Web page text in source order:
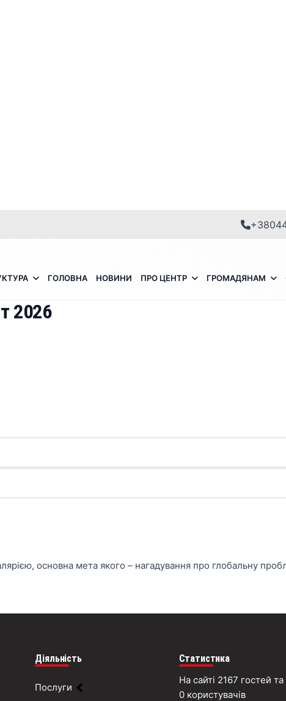
ГОЛОВНА НОВИНИ ПРО ЦЕНТР ГРОМАДЯНАМ
2026
основна мета якого – нагадування про глобальну
Діяльність
Послуги
Статистика
На сайті 2167 гостей та
0 користувачів